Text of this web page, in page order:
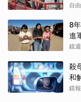
自
8
進
鏡
殺
和
鏡報